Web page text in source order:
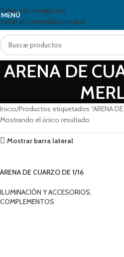
Saltar a la navegación
Saltar al contenido principal
MENÚ
ARENA DE
Inicio Productos etiquetados “ARENA DE
Mostrando el único resultado
Mostrar barra lateral
ARENA DE CUARZO DE 1/16
ILUMINACIÓN Y ACCESORIOS
COMPLEMENTOS